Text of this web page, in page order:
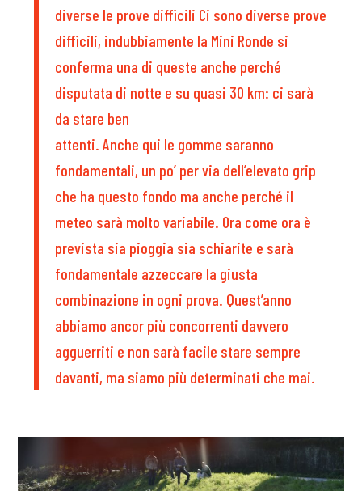
diverse le prove difficili Ci sono diverse prove
difficili, indubbiamente la Mini Ronde si
conferma una di queste anche perché
disputata di notte e su quasi 30 km: ci sarà
da stare ben
attenti. Anche qui le gomme saranno
fondamentali, un po’ per via dell’elevato grip
che ha questo fondo ma anche perché il
meteo sarà molto variabile. Ora come ora è
prevista sia pioggia sia schiarite e sarà
fondamentale azzeccare la giusta
combinazione in ogni prova. Quest’anno
abbiamo ancor più concorrenti davvero
agguerriti e non sarà facile stare sempre
davanti, ma siamo più determinati che mai.